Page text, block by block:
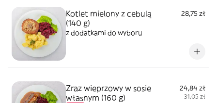
Kotlet mielony z cebulą
(140 g)
28,75 zł
z dodatkami do wyboru
Zraz wieprzowy w sosie
własnym (160 g)
24,84 zł
31,05 zł